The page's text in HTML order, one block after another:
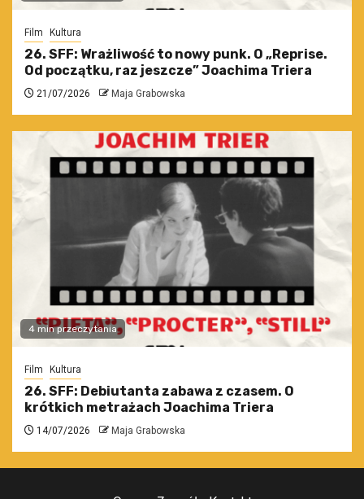
Film Kultura
26. SFF: Wrażliwość to nowy punk. O „Reprise.
Od początku, raz jeszcze” Joachima Triera
21/07/2026 Maja Grabowska
4 min przeczytania
Film Kultura
26. SFF: Debiutanta zabawa z czasem. O
krótkich metrażach Joachima Triera
14/07/2026 Maja Grabowska